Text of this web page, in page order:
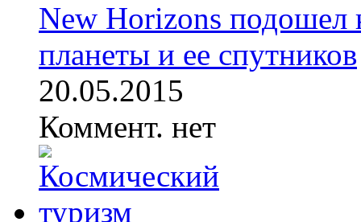
New Horizons подошел
планеты и ее спутников
20.05.2015
Коммент. нет